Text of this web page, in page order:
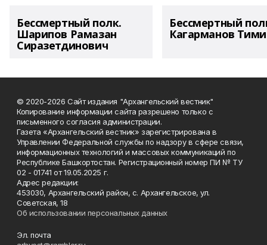
Бессмертный полк.
Шарипов Рамазан
Сиразетдинович
Бессмертный
Кагарманов
© 2020-2026 Сайт издания "Архангельский вестник"
Копирование информации сайта разрешено только с
письменного согласия администрации.
Газета «Архангельский вестник» зарегистрирована в
Управлении Федеральной службы по надзору в сфере связи,
информационных технологий и массовых коммуникаций по
Республике Башкортостан. Регистрационный номер ПИ № ТУ
02 - 01741 от 19.05.2025 г.
Адрес редакции:
453030, Архангельский район, с. Архангельское, ул.
Советская, 18
Об использовании персональных данных
Эл. почта